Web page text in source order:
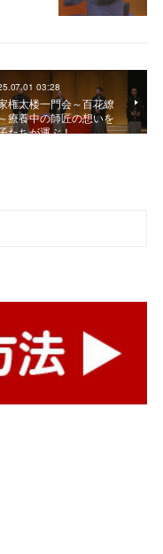
03:28
権太楼一門会～百花繚
療養中の師匠の想いを
たちが運ぶ！